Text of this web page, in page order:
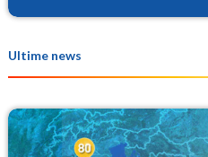
Ultime news